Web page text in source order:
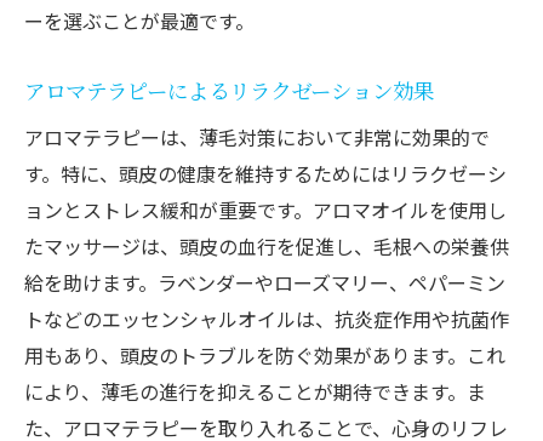
ーを選ぶことが最適です。
アロマテラピーによるリラクゼーション効果
アロマテラピーは、薄毛対策において非常に効果的で
す。特に、頭皮の健康を維持するためにはリラクゼーシ
ョンとストレス緩和が重要です。アロマオイルを使用し
たマッサージは、頭皮の血行を促進し、毛根への栄養供
給を助けます。ラベンダーやローズマリー、ペパーミン
トなどのエッセンシャルオイルは、抗炎症作用や抗菌作
用もあり、頭皮のトラブルを防ぐ効果があります。これ
により、薄毛の進行を抑えることが期待できます。ま
た、アロマテラピーを取り入れることで、心身のリフレ